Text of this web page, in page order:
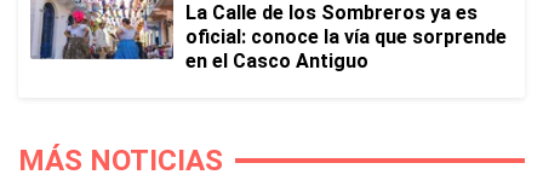
La Calle de los Sombreros ya es
oficial: conoce la vía que sorprende
en el Casco Antiguo
MÁS NOTICIAS